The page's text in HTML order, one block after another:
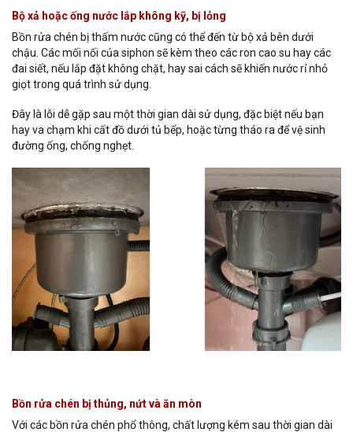
Bộ xả hoặc ống nước lắp không kỹ, bị lỏng
Bồn rửa chén bị thấm nước cũng có thể đến từ bộ xả bên dưới
chậu. Các mối nối của siphon sẽ kèm theo các ron cao su hay các
đai siết, nếu lắp đặt không chặt, hay sai cách sẽ khiến nước rỉ nhỏ
giọt trong quá trình sử dụng.
Đây là lỗi dễ gặp sau một thời gian dài sử dụng, đặc biệt nếu bạn
hay va chạm khi cất đồ dưới tủ bếp, hoặc từng tháo ra để vệ sinh
đường ống, chống nghẹt.
Bồn rửa chén bị thủng, nứt và ăn mòn
Với các bồn rửa chén phổ thông, chất lượng kém sau thời gian dài